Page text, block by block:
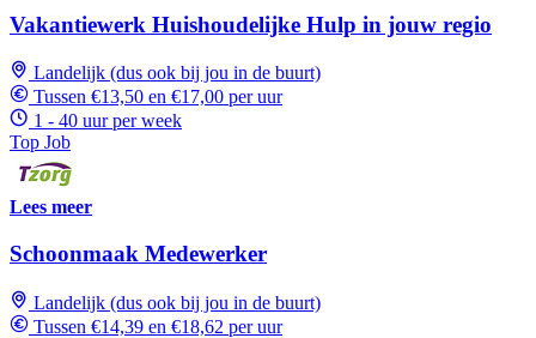
Vakantiewerk Huishoudelijke Hulp in jouw regio
Landelijk (dus ook bij jou in de buurt)
Tussen €13,50 en €17,00 per uur
1 - 40 uur per week
Top Job
Lees meer
Schoonmaak Medewerker
Landelijk (dus ook bij jou in de buurt)
Tussen €14,39 en €18,62 per uur